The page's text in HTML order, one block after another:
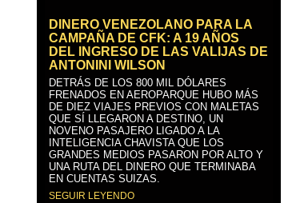
DINERO VENEZOLANO PARA LA
CAMPAÑA DE CFK: A 19 AÑOS
DEL INGRESO DE LAS VALIJAS DE
ANTONINI WILSON
DETRÁS DE LOS 800 MIL DÓLARES
FRENADOS EN AEROPARQUE HUBO MÁS
DE DIEZ VIAJES PREVIOS CON MALETAS
QUE SÍ LLEGARON A DESTINO, UN
NOVENO PASAJERO LIGADO A LA
INTELIGENCIA CHAVISTA QUE LOS
GRANDES MEDIOS PASARON POR ALTO Y
UNA RUTA DEL DINERO QUE TERMINABA
EN CUENTAS SUIZAS.
SEGUIR LEYENDO